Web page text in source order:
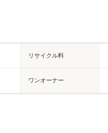
リサイクル料
ワンオーナー